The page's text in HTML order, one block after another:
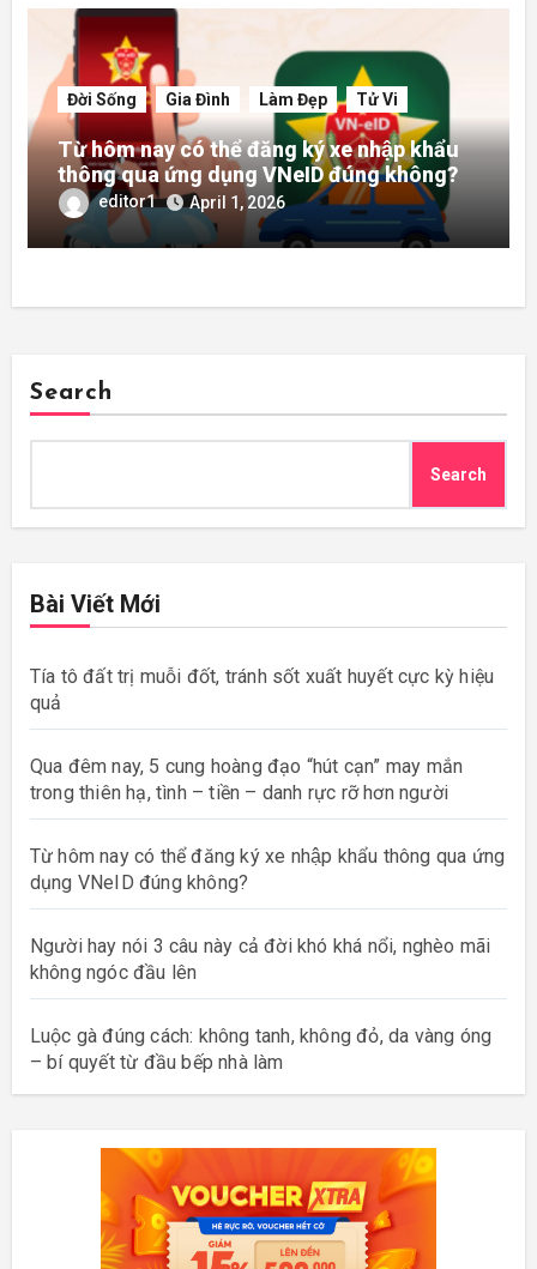
Đời Sống Gia Đình Làm Đẹp Tử Vi
Từ hôm nay có thể đăng ký xe nhập khẩu
thông qua ứng dụng VNeID đúng không?
editor1 April 1, 2026
Search
Search
Bài Viết Mới
Tía tô đất trị muỗi đốt, tránh sốt xuất huyết cực kỳ hiệu
quả
Qua đêm nay, 5 cung hoàng đạo “hút cạn” may mắn
trong thiên hạ, tình – tiền – danh rực rỡ hơn người
Từ hôm nay có thể đăng ký xe nhập khẩu thông qua ứng
dụng VNeID đúng không?
Người hay nói 3 câu này cả đời khó khá nổi, nghèo mãi
không ngóc đầu lên
Luộc gà đúng cách: không tanh, không đỏ, da vàng óng
– bí quyết từ đầu bếp nhà làm